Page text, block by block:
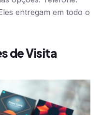
entregam em todo o
de Visita